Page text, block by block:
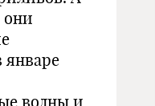
они
январе
волны и